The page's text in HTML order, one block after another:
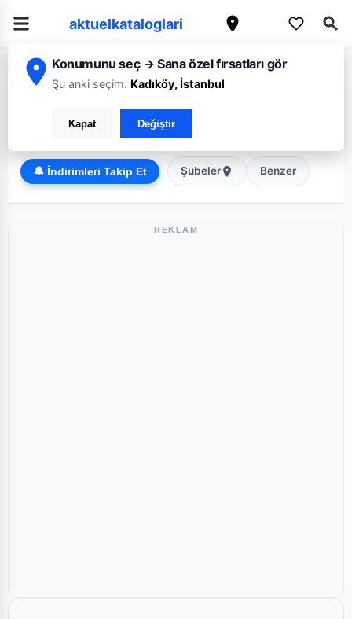
aktuelkataloglari
Konumunu seç → Sana özel fırsatları gör
Şu anki seçim: Kadıköy, İstanbul
Kapat Değiştir
Ana Sayfa/Kastamonu/Migros
Süper Market
🔔 İndirimleri Takip Et Şubeler Benzer
REKLAM